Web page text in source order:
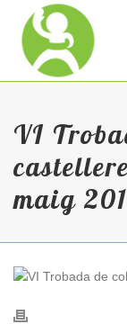
VI
maig